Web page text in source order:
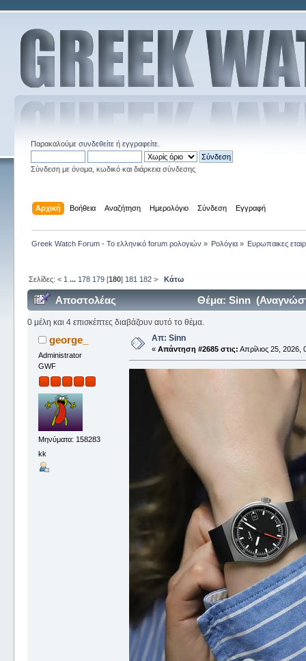
Παρακαλούμε συνδεθείτεή εγγραφείτε.
Σύνδεση με όνομα, κωδικό και διάρκεια σύνδεσης
Αρχική Βοήθεια Αναζήτηση Ημερολόγιο Σύνδεση Εγγραφή
Greek Watch Forum - Το ελληνικό forum ρολογιών » Ρολόγια » Ευρωπαικες
Σελίδες: < 1 ... 178 179[180] 181 182 > Κάτω
Αποστολέας Θέμα: Sinn
0 μέλη και 4 επισκέπτες διαβάζουν αυτό το θέμα.
george_
Administrator
GWF
Μηνύματα: 158283
kk
Απ: Sinn
« Απάντηση #2685 στις: Απρίλιος 25, 2026,